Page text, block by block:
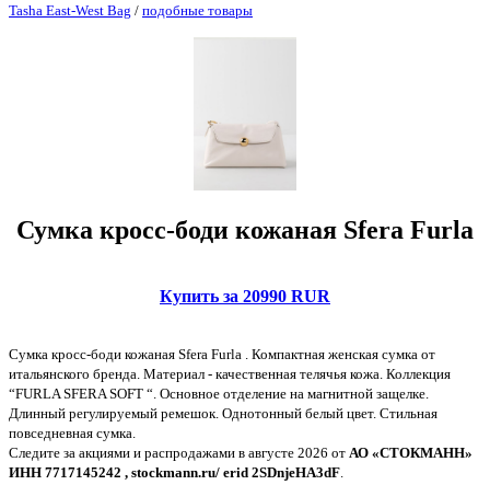
Tasha East-West Bag / подобные товары
Сумка кросс-боди кожаная Sfera Furla
Купить за 20990 RUR
Сумка кросс-боди кожаная Sfera Furla . Компактная женская сумка от
итальянского бренда. Материал - качественная телячья кожа. Коллекция
“FURLA SFERA SOFT “. Основное отделение на магнитной защелке.
Длинный регулируемый ремешок. Однотонный белый цвет. Стильная
повседневная сумка.
Следите за акциями и распродажами в августе 2026 от АО «СТОКМАНН»
ИНН 7717145242 , stockmann.ru/ erid 2SDnjeHA3dF.